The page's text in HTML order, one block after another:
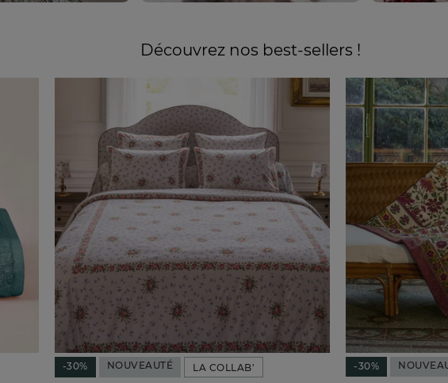
Découvrez nos best-sellers !
-30% NOUVEAUTÉ LA COLLAB' -30%